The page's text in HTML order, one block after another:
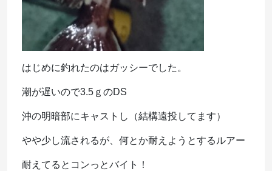
はじめに釣れたのはガッシーでした。
潮が遅いので3.5ｇのDS
沖の明暗部にキャストし（結構遠投してます）
やや少し流されるが、何とか耐えようとするルアー
耐えてるとコンっとバイト！